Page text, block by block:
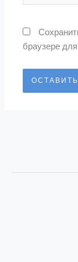
браузере